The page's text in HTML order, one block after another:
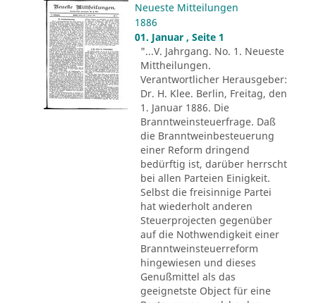
Neueste Mitteilungen
1886
01. Januar , Seite 1
"...V. Jahrgang. No. 1. Neueste
Mittheilungen.
Verantwortlicher Herausgeber:
Dr. H. Klee. Berlin, Freitag, den
1. Januar 1886. Die
Branntweinsteuerfrage. Daß
die Branntweinbesteuerung
einer Reform dringend
bedürftig ist, darüber herrscht
bei allen Parteien Einigkeit.
Selbst die freisinnige Partei
hat wiederholt anderen
Steuerprojecten gegenüber
auf die Nothwendigkeit einer
Branntweinsteuerreform
hingewiesen und dieses
Genußmittel als das
geeignetste Object für eine